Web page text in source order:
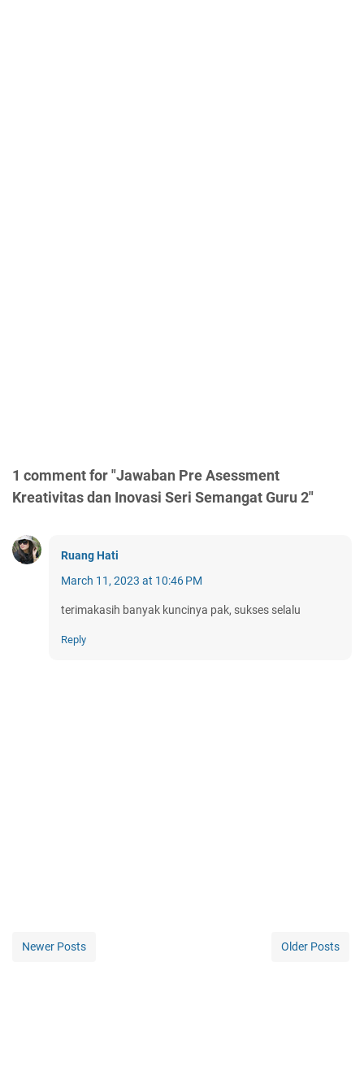
1 comment for "Jawaban Pre Asessment
Kreativitas dan Inovasi Seri Semangat Guru 2"
Ruang Hati
March 11, 2023 at 10:46 PM
terimakasih banyak kuncinya pak, sukses selalu
Reply
Newer Posts Older Posts